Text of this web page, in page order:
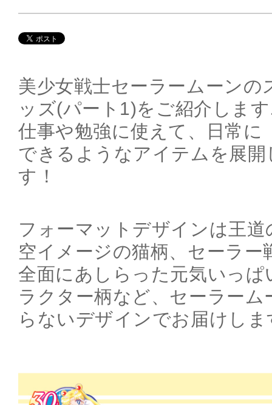
美少女戦士セーラームーンの
ッズ(パート1)をご紹介しま
仕事や勉強に使えて、日常に
できるようなアイテムを展
す！
フォーマットデザインは王
空イメージの猫柄、セーラー
全面にあしらった元気いっ
ラクター柄など、セーラー
らないデザインでお届けし